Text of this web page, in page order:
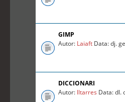
GIMP
Autor: Laiaft Data: dj.
DICCIONARI
Autor: lltarres Data: dl.